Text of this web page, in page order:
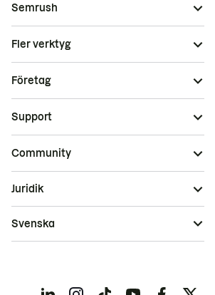
Semrush
Fler verktyg
Företag
Support
Community
Juridik
Svenska